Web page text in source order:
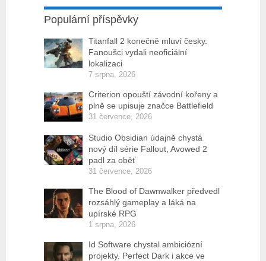
Populární příspěvky
Titanfall 2 konečně mluví česky.
Fanoušci vydali neoficiální
lokalizaci
7 srpna, 2026
Criterion opouští závodní kořeny a
plně se upisuje značce Battlefield
31 července, 2026
Studio Obsidian údajně chystá
nový díl série Fallout, Avowed 2
padl za oběť
31 července, 2026
The Blood of Dawnwalker předvedl
rozsáhlý gameplay a láká na
upírské RPG
1 srpna, 2026
Id Software chystal ambiciózní
projekty. Perfect Dark i akce ve